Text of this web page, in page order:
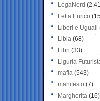
LegaNord
Letta Enrico
Liberi e Uguali
Libia (68)
Libri (33)
Liguria
mafia (543)
manifesto (7)
Margherita (16)